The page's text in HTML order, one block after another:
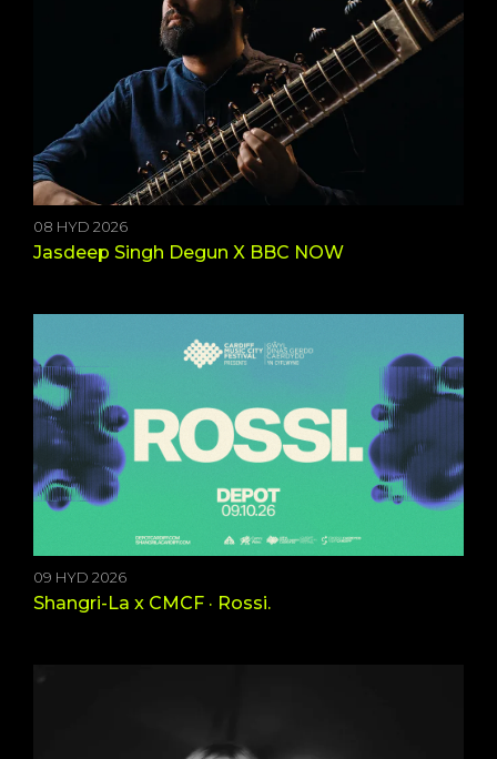
08 HYD 2026
Jasdeep Singh Degun X BBC NOW
09 HYD 2026
Shangri-La x CMCF · Rossi.